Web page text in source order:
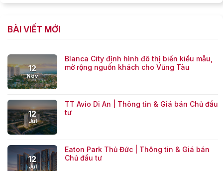
BÀI VIẾT MỚI
12
Nov
Blanca City định hình đô thị biển kiểu mẫu,
mở rộng nguồn khách cho Vũng Tàu
12
Jul
TT Avio Dĩ An | Thông tin & Giá bán Chủ đầu
tư
12
Jul
Eaton Park Thủ Đức | Thông tin & Giá bán
Chủ đầu tư